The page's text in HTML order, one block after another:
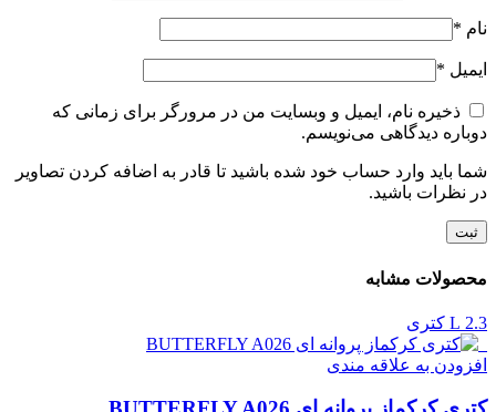
نام *
ایمیل *
ذخیره نام، ایمیل و وبسایت من در مرورگر برای زمانی که
دوباره دیدگاهی می‌نویسم.
شما باید وارد حساب خود شده باشید تا قادر به اضافه کردن تصاویر
در نظرات باشید.
محصولات مشابه
2.3 L کتری
افزودن به علاقه مندی